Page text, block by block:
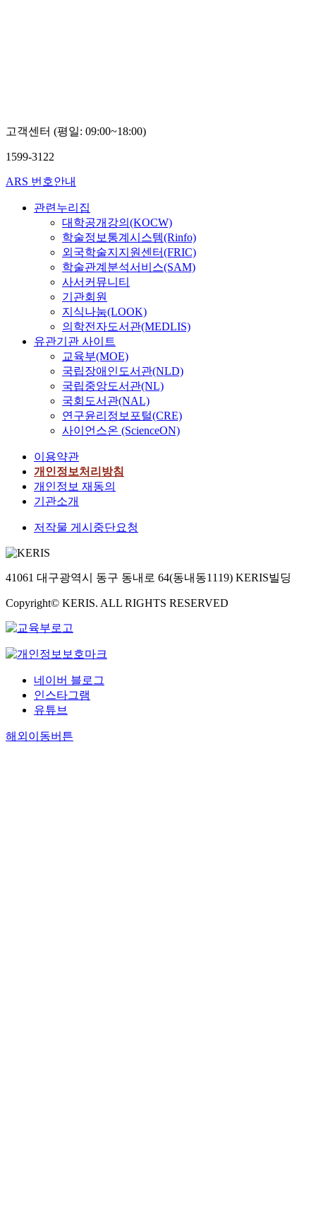
고객센터 (평일: 09:00~18:00)
1599-3122
ARS 번호안내
관련누리집
대학공개강의(KOCW)
학술정보통계시스템(Rinfo)
외국학술지지원센터(FRIC)
학술관계분석서비스(SAM)
사서커뮤니티
기관회원
지식나눔(LOOK)
의학전자도서관(MEDLIS)
유관기관 사이트
교육부(MOE)
국립장애인도서관(NLD)
국립중앙도서관(NL)
국회도서관(NAL)
연구윤리정보포털(CRE)
사이언스온 (ScienceON)
이용약관
개인정보처리방침
개인정보 재동의
기관소개
저작물 게시중단요청
41061 대구광역시 동구 동내로 64(동내동1119) KERIS빌딩
Copyright© KERIS. ALL RIGHTS RESERVED
네이버 블로그
인스타그램
유튜브
해외이동버튼